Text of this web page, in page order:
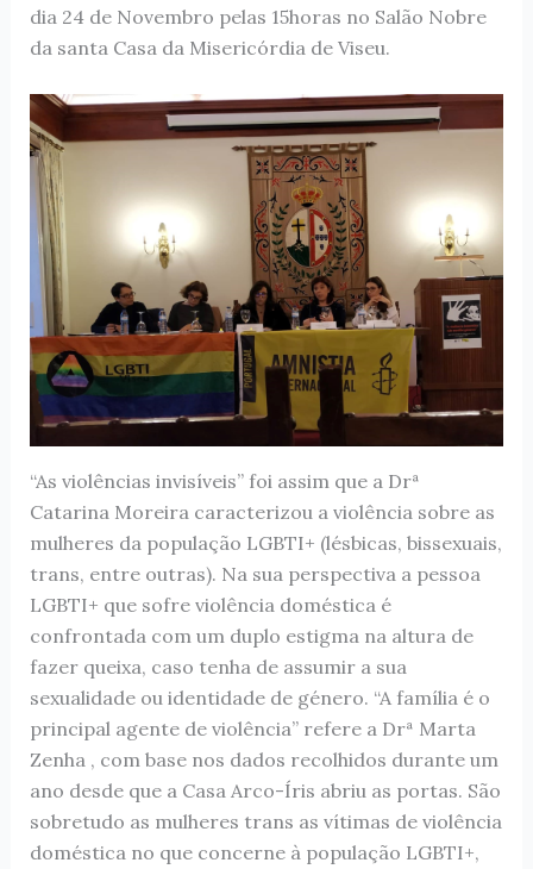
dia 24 de Novembro pelas 15horas no Salão Nobre
da santa Casa da Misericórdia de Viseu.
“As violências invisíveis” foi assim que a Drª
Catarina Moreira caracterizou a violência sobre as
mulheres da população LGBTI+ (lésbicas, bissexuais,
trans, entre outras). Na sua perspectiva a pessoa
LGBTI+ que sofre violência doméstica é
confrontada com um duplo estigma na altura de
fazer queixa, caso tenha de assumir a sua
sexualidade ou identidade de género. “A família é o
principal agente de violência” refere a Drª Marta
Zenha , com base nos dados recolhidos durante um
ano desde que a Casa Arco-Íris abriu as portas. São
sobretudo as mulheres trans as vítimas de violência
doméstica no que concerne à população LGBTI+,